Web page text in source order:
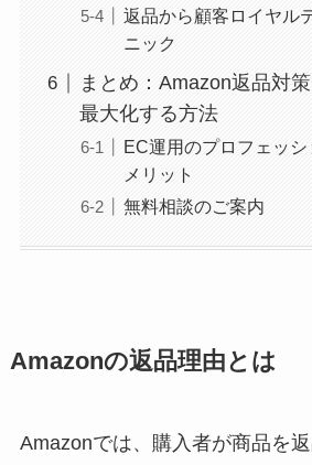
返品から顧客ロイヤル
ニック
まとめ：Amazon返品対
最大化する方法
EC運用のプロフェッ
メリット
無料相談のご案内
Amazonの返品理由とは
Amazonでは、購入者が商品を